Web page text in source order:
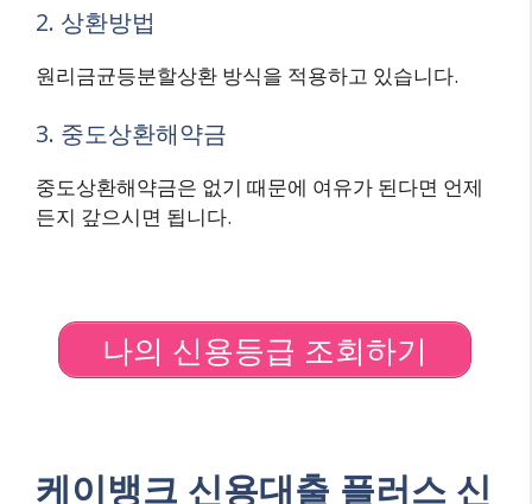
2. 상환방법
원리금균등분할상환 방식을 적용하고 있습니다.
3. 중도상환해약금
중도상환해약금은 없기 때문에 여유가 된다면 언제
든지 갚으시면 됩니다.
나의 신용등급 조회하기
케이뱅크 신용대출 플러스 신